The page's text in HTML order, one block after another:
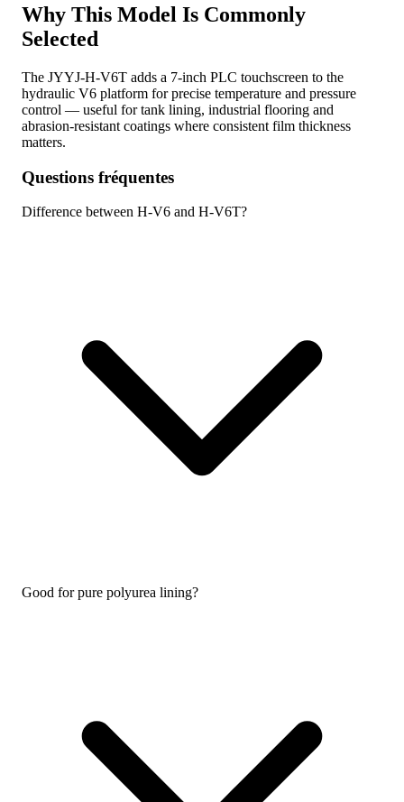
Why This Model Is Commonly
Selected
The JYYJ-H-V6T adds a 7-inch PLC touchscreen to the
hydraulic V6 platform for precise temperature and pressure
control — useful for tank lining, industrial flooring and
abrasion-resistant coatings where consistent film thickness
matters.
Questions fréquentes
Difference between H-V6 and H-V6T?
Good for pure polyurea lining?